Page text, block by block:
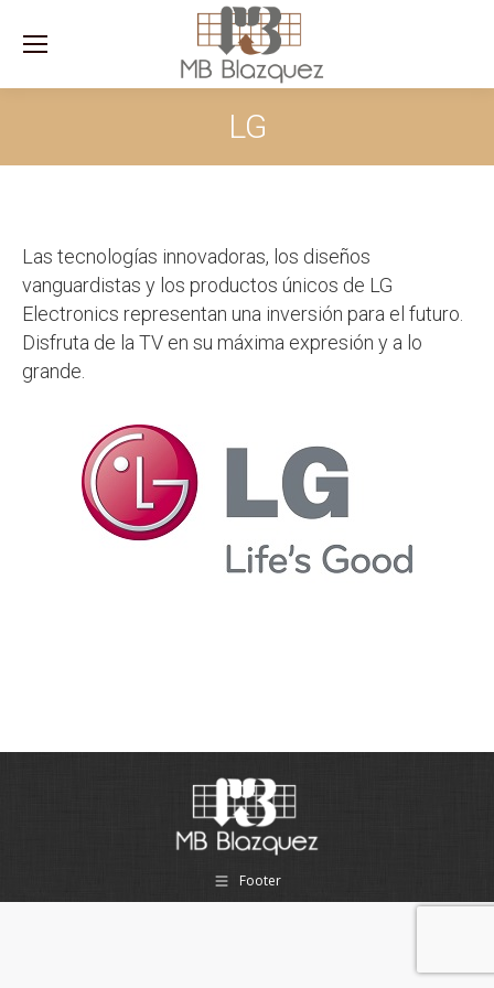
LG
Las tecnologías innovadoras, los diseños
vanguardistas y los productos únicos de LG
Electronics representan una inversión para el futuro.
Disfruta de la TV en su máxima expresión y a lo
grande.
Footer